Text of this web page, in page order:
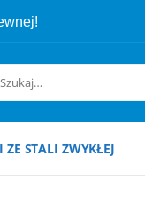
ZE STALI ZWYKŁEJ